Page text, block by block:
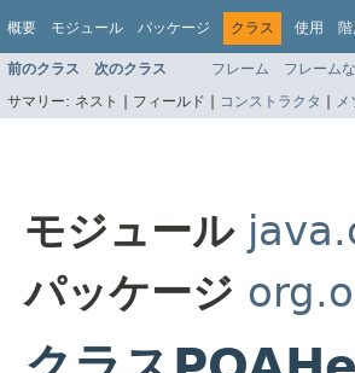
概要 モジュール パッケージ クラス 使用
前のクラス 次のクラス フレーム フレーム
サマリー: ネスト | フィールド | コンストラクタ |
モジュール
パッケージ